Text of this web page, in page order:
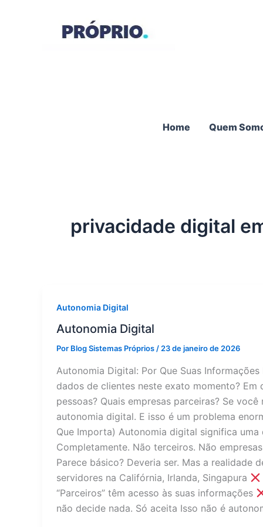
Home Quem
privacidade digital
Autonomia Digital
Autonomia Digital
Por Blog Sistemas Próprios/23 de janeiro de 2026
Autonomia Digital: Por Que Suas
dados de clientes neste exato momento? Em
pessoas? Quais empresas parceiras? Se
autonomia digital. E isso é um problema
Que Importa) Autonomia digital significa
Completamente. Não terceiros. Não
Parece básico? Deveria ser. Mas a realidade
servidores na Califórnia, Irlanda, Singapura
“Parceiros” têm acesso às suas informações
não decide nada. Só aceita Isso não é